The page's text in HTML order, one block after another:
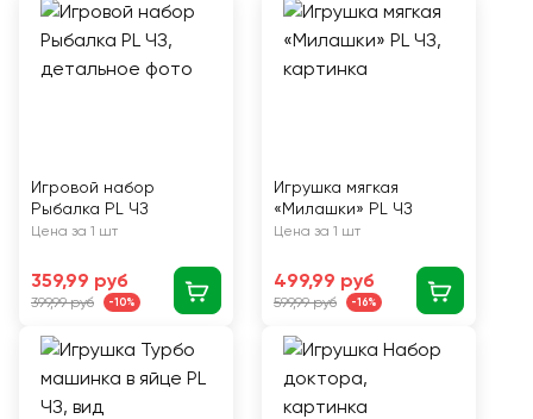
Игровой набор
Рыбалка PL ЧЗ
Цена за 1 шт
359,99 руб
399,99 руб -10%
Игрушка мягкая
«Милашки» PL ЧЗ
Цена за 1 шт
499,99 руб
599,99 руб -16%